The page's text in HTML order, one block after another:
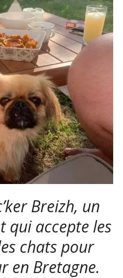
Breizh, un
qui accepte les
chats pour
en Bretagne.